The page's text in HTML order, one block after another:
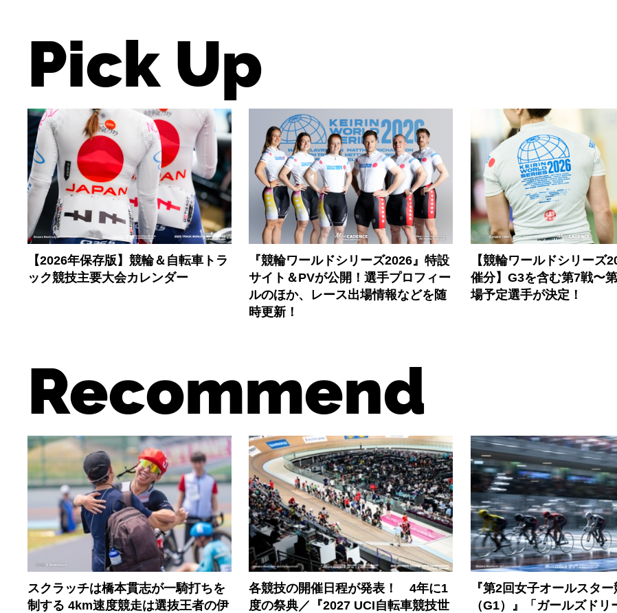
Pick Up
【2026年保存版】競輪＆自転車トラ
ック競技主要大会カレンダー
『競輪ワールドシリーズ2026』特設
サイト＆PVが公開！選手プロフィー
ルのほか、レース出場情報などを随
時更新！
【競輪ワールドシリーズ
催分】G3を含む第7戦〜
場予定選手が決定！
Recommend
スクラッチは橋本貫志が一騎打ちを
制する 4km速度競走は選抜王者の伊
各競技の開催日程が発表！ 4年に1
度の祭典／『2027 UCI自転車競技世
『第2回女子オールスター
（G1）』「ガールズドリ